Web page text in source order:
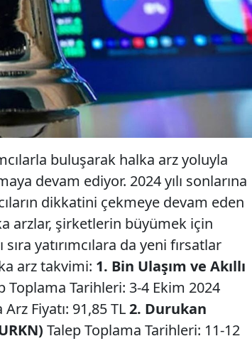
buluşarak halka arz yoluyla
devam ediyor. 2024 yılı sonlarına
dikkatini çekmeye devam eden
arzlar, şirketlerin büyümek için
yatırımcılara da yeni fırsatlar
arz takvimi: 1. Bin Ulaşım ve Akıllı
Toplama Tarihleri: 3-4 Ekim 2024
Fiyatı: 91,85 TL2. Durukan
Talep Toplama Tarihleri: 11-12